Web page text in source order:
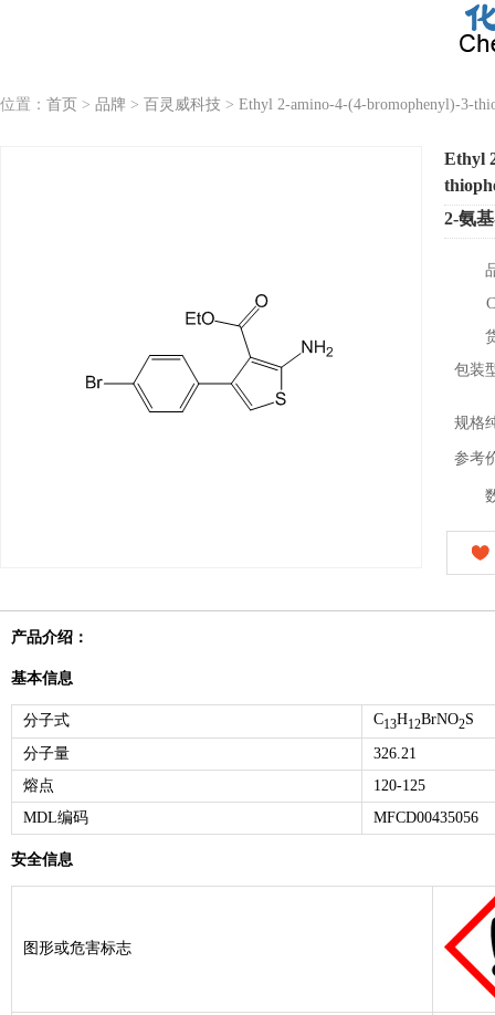
位置： 首页 > 品牌 > 百灵威科技 > Ethyl 2-amino-4-(4-bromophenyl)-3-
Ethyl
2-氨
包装
规格
参考
产品介绍：
基本信息
分子式 C13H12BrNO2S
分子量
326.21
熔点
120-125
MDL编码
MFCD00435056
安全信息
图形或危害标志